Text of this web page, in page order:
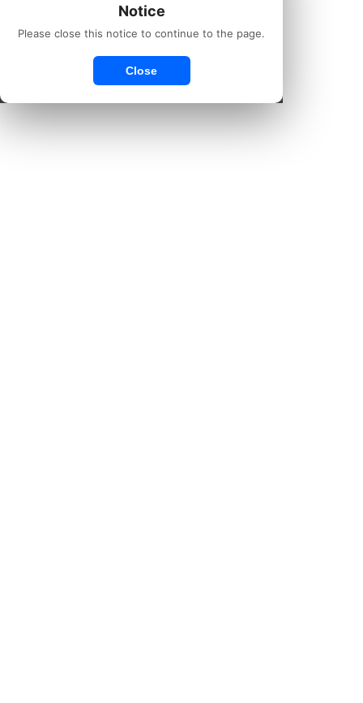
Notice
Please close this notice to continue to the page.
Close